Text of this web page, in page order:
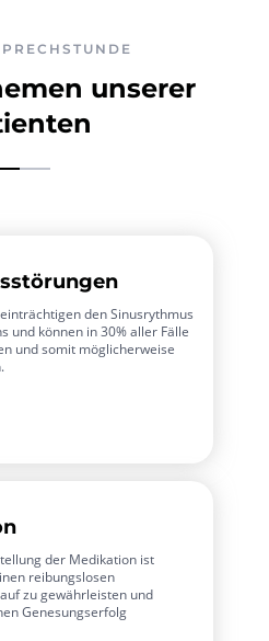
unserer
den Sinusrythmus
und können in 30% aller Fälle
und somit möglicherweise
der Medikation ist
reibungslosen
zu gewährleisten und
Genesungserfolg